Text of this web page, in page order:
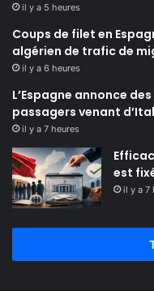
il y a 5 heures
Coups de filet en
algérien de trafic de
il y a 6 heures
L’Espagne annonce
passagers venant
il y a 7 heures
est
il y a 7